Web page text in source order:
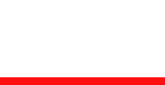
क्राइम